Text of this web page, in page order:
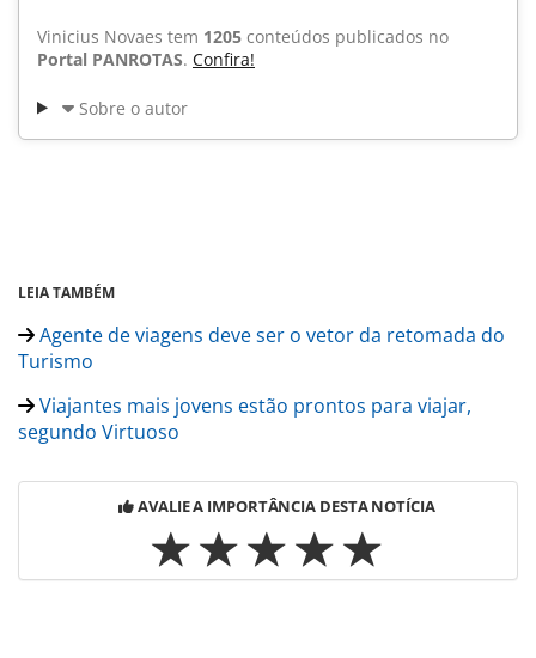
Vinicius Novaes tem 1205 conteúdos publicados no
Portal PANROTAS. Confira!
Sobre o autor
LEIA TAMBÉM
Agente de viagens deve ser o vetor da retomada do
Turismo
Viajantes mais jovens estão prontos para viajar,
segundo Virtuoso
AVALIE A IMPORTÂNCIA DESTA NOTÍCIA